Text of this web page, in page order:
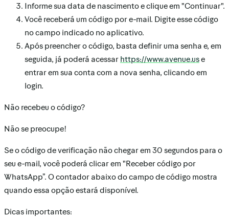
Informe sua data de nascimento e clique em "Continuar".
Você receberá um código por e-mail. Digite esse código
no campo indicado no aplicativo.
Após preencher o código, basta definir uma senha e, em
seguida, já poderá acessar https://www.avenue.use
entrar em sua conta com a nova senha, clicando em
login.
Não recebeu o código?
Não se preocupe!
Se o código de verificação não chegar em 30 segundos para o
seu e-mail, você poderá clicar em "Receber código por
WhatsApp”. O contador abaixo do campo de código mostra
quando essa opção estará disponível.
Dicas importantes: